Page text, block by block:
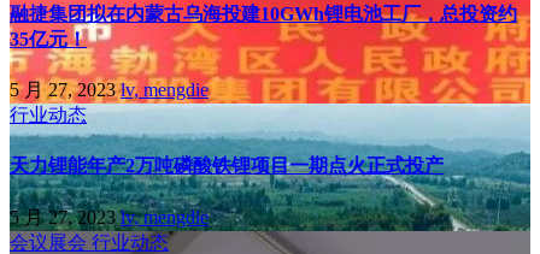
融捷集团拟在内蒙古乌海投建10GWh锂电池工厂，总投资约
35亿元！
5 月 27, 2023lv, mengdie
行业动态
天力锂能年产2万吨磷酸铁锂项目一期点火正式投产
5 月 27, 2023lv, mengdie
会议展会 行业动态